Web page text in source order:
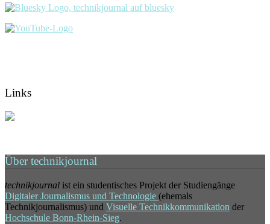
Links
Über technikjournal
technikjournal ist ein studentisches Projekt der Studiengänge
Digitaler Journalismus und Technologie (ehemals
Technikjournalismus) und Visuelle Technikkommunikation der
Hochschule Bonn-Rhein-Sieg.